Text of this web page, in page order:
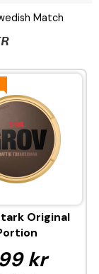
Match
Original
kr